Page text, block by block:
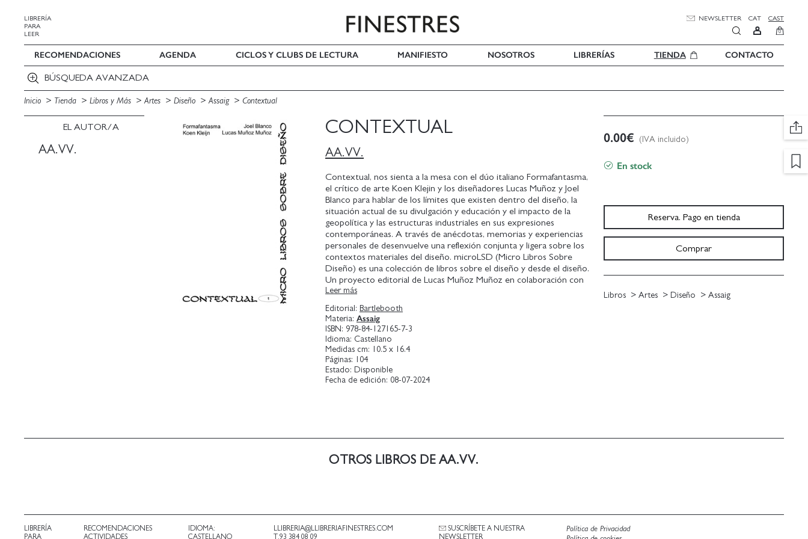
LIBRERÍA
PARA
LEER
NEWSLETTER CAT CAST
0
RECOMENDACIONES AGENDA CICLOS Y CLUBS DE LECTURA MANIFIESTO NOSOTROS LIBRERÍAS TIENDA CONTACTO
BÚSQUEDA AVANZADA
Inicio Tienda Libros y Más Artes Diseño Assaig Contextual
EL AUTOR/A
AA.VV.
CONTEXTUAL
AA.VV.
Contextual, nos sienta a la mesa con el dúo italiano Formafantasma,
el crítico de arte Koen Klejin y los diseñadores Lucas Muñoz y Joel
Blanco para hablar de los límites que existen dentro del diseño, la
situación actual de su divulgación y educación y el impacto de la
geopolítica y las estructuras industriales en sus expresiones
contemporáneas. A través de anécdotas, memorias y experiencias
personales de desenvuelve una reflexión conjunta y ligera sobre los
contextos materiales del diseño. microLSD (Micro Libros Sobre
Diseño) es una colección de libros sobre el diseño y desde el diseño.
Un proyecto editorial de Lucas Muñoz Muñoz en colaboración con
Joan Vellvé Rafecas, creado para dar voz y oídos en castellano a las
actual.
Leer más
Editorial: Bartlebooth
Materia:Assaig
ISBN: 978-84-127165-7-3
Idioma: Castellano
Medidas cm: 10.5 x 16.4
Páginas: 104
Estado: Disponible
Fecha de edición: 08-07-2024
0.00€ (IVA incluido)
En stock
Reserva. Pago en tienda
Comprar
Libros Artes Diseño Assaig
OTROS LIBROS DE AA.VV.
LIBRERÍA
PARA
RECOMENDACIONES
ACTIVIDADES
IDIOMA:
CASTELLANO
LLIBRERIA@LLIBRERIAFINESTRES.COM
T.93 384 08 09
SUSCRÍBETE A NUESTRA
NEWSLETTER
Política de Privacidad